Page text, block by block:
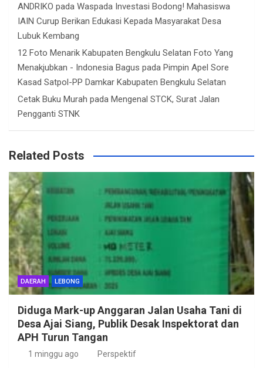
ANDRIKO pada Waspada Investasi Bodong! Mahasiswa
IAIN Curup Berikan Edukasi Kepada Masyarakat Desa
Lubuk Kembang
12 Foto Menarik Kabupaten Bengkulu Selatan Foto Yang
Menakjubkan - Indonesia Bagus pada Pimpin Apel Sore
Kasad Satpol-PP Damkar Kabupaten Bengkulu Selatan
Cetak Buku Murah pada Mengenal STCK, Surat Jalan
Pengganti STNK
Related Posts
DAERAH LEBONG
Diduga Mark-up Anggaran Jalan Usaha Tani di
Desa Ajai Siang, Publik Desak Inspektorat dan
APH Turun Tangan
1 minggu ago Perspektif